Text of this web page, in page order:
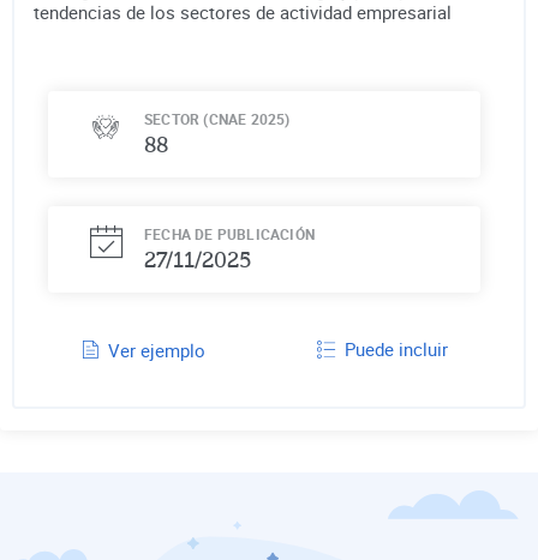
tendencias de los sectores de actividad empresarial
SECTOR (CNAE 2025)
88
FECHA DE PUBLICACIÓN
27/11/2025
Ver ejemplo Puede incluir